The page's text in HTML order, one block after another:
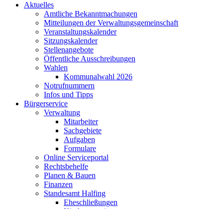
Aktuelles
Amtliche Bekanntmachungen
Mitteilungen der Verwaltungsgemeinschaft
Veranstaltungskalender
Sitzungskalender
Stellenangebote
Öffentliche Ausschreibungen
Wahlen
Kommunalwahl 2026
Notrufnummern
Infos und Tipps
Bürgerservice
Verwaltung
Mitarbeiter
Sachgebiete
Aufgaben
Formulare
Online Serviceportal
Rechtsbehelfe
Planen & Bauen
Finanzen
Standesamt Halfing
Eheschließungen